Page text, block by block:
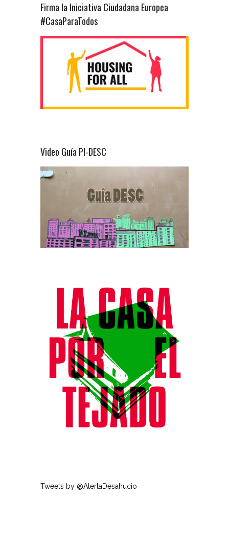
Firma la Iniciativa Ciudadana Europea
#CasaParaTodos
Video Guía PI-DESC
Tweets by @AlertaDesahucio